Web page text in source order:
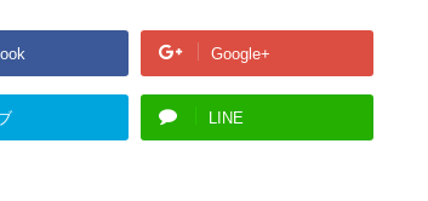
Google+
LINE